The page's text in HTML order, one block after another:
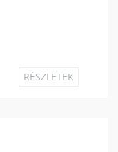
RÉSZLETEK